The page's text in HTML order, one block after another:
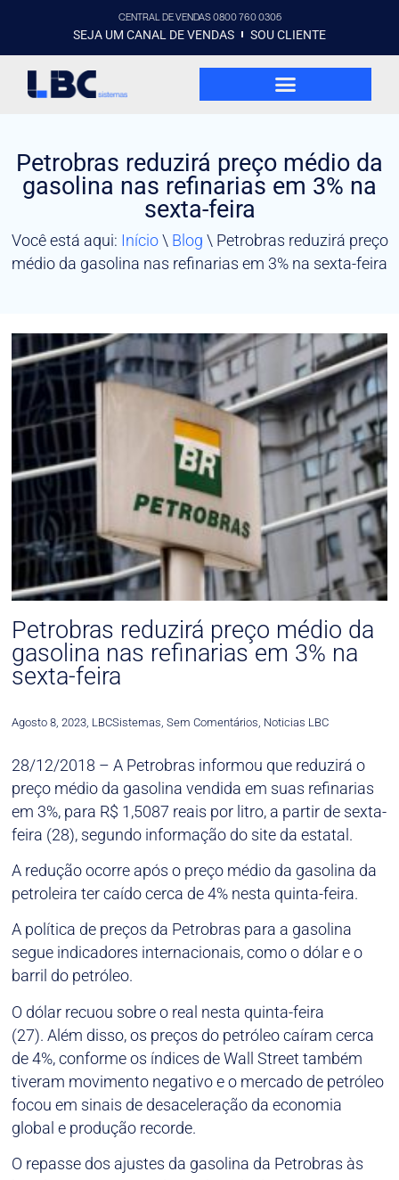
CENTRAL DE VENDAS 0800 760 0305
SEJA UM CANAL DE VENDAS SOU CLIENTE
Petrobras reduzirá preço médio da
gasolina nas refinarias em 3% na
sexta-feira
Você está aqui: Início\ Blog \ Petrobras reduzirá preço
médio da gasolina nas refinarias em 3% na sexta-feira
Petrobras reduzirá preço médio da
gasolina nas refinarias em 3% na
sexta-feira
Agosto 8, 2023, LBCSistemas, Sem Comentários, Noticias LBC
28/12/2018 – A Petrobras informou que reduzirá o
preço médio da gasolina vendida em suas refinarias
em 3%, para R$ 1,5087 reais por litro, a partir de sexta-
feira (28), segundo informação do site da estatal.
A redução ocorre após o preço médio da gasolina da
petroleira ter caído cerca de 4% nesta quinta-feira.
A política de preços da Petrobras para a gasolina
segue indicadores internacionais, como o dólar e o
barril do petróleo.
O dólar recuou sobre o real nesta quinta-feira
(27). Além disso, os preços do petróleo caíram cerca
de 4%, conforme os índices de Wall Street também
tiveram movimento negativo e o mercado de petróleo
focou em sinais de desaceleração da economia
global e produção recorde.
O repasse dos ajustes da gasolina da Petrobras às